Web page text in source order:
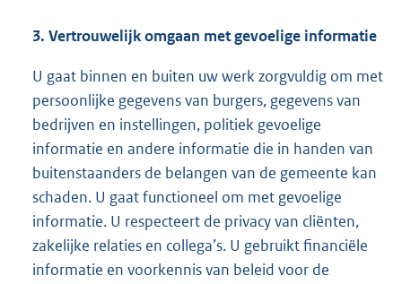
3. Vertrouwelijk omgaan met gevoelige informatie
U gaat binnen en buiten uw werk zorgvuldig om met
persoonlijke gegevens van burgers, gegevens van
bedrijven en instellingen, politiek gevoelige
informatie en andere informatie die in handen van
buitenstaanders de belangen van de gemeente kan
schaden. U gaat functioneel om met gevoelige
informatie. U respecteert de privacy van cliënten,
zakelijke relaties en collega’s. U gebruikt financiële
informatie en voorkennis van beleid voor de